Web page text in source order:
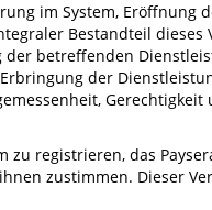
im System, Eröffnung
Bestandteil dieses
der betreffenden
der
Gerechtigkeit
zu registrieren, das
zustimmen. Dieser